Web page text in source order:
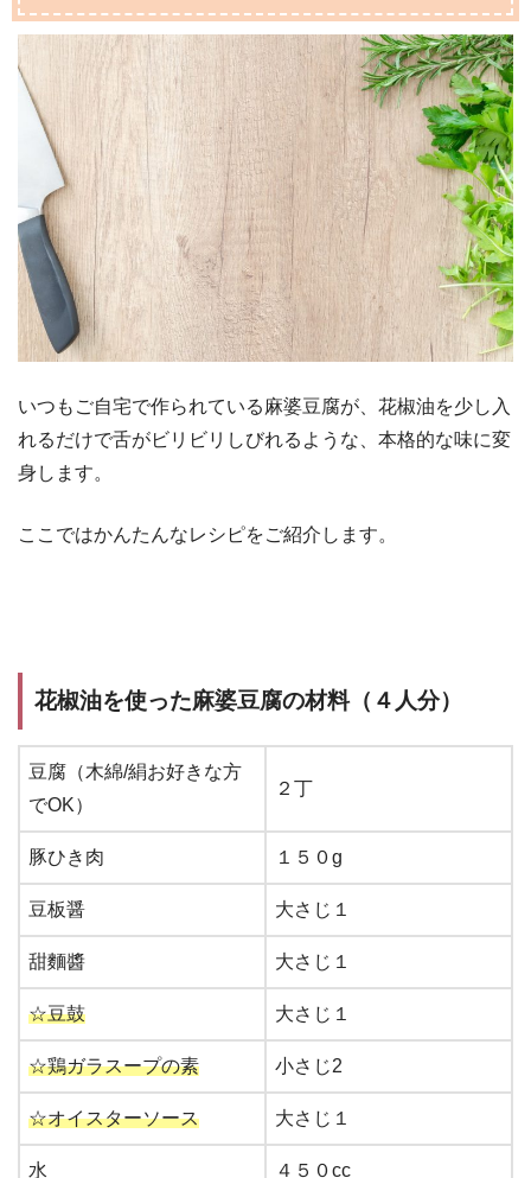
いつもご自宅で作られている麻婆豆腐が、花椒油を少し入
れるだけで舌がビリビリしびれるような、本格的な味に変
身します。
ここではかんたんなレシピをご紹介します。
花椒油を使った麻婆豆腐の材料（４人分）
豆腐（木綿/絹お好きな方
でOK）
２丁
豚ひき肉 １５０g
豆板醤 大さじ１
甜麵醬 大さじ１
☆豆鼓 大さじ１
☆鶏ガラスープの素 小さじ2
☆オイスターソース 大さじ１
水 ４５０cc